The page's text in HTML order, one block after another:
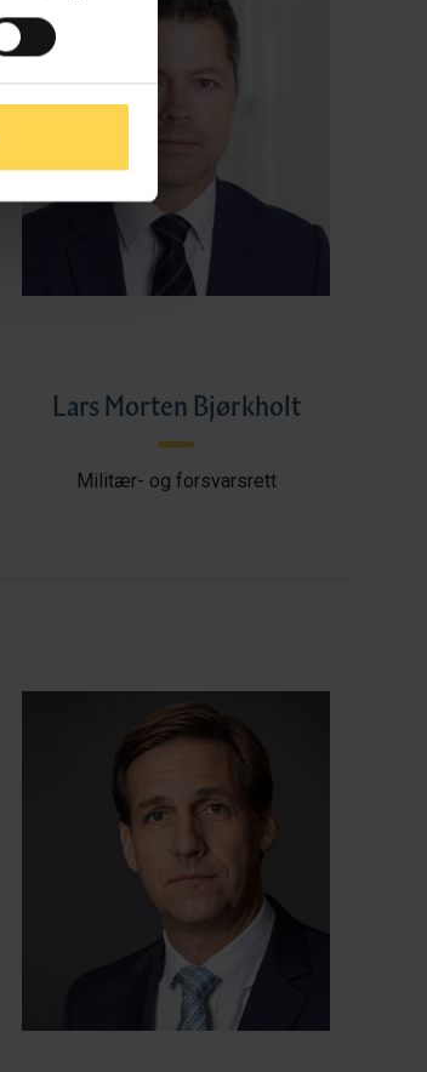
Lars Morten Bjørkholt
Militær- og forsvarsrett